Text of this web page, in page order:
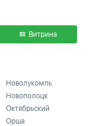
Витрина
Новолукомль
Новополоцк
Октябрьский
Орша